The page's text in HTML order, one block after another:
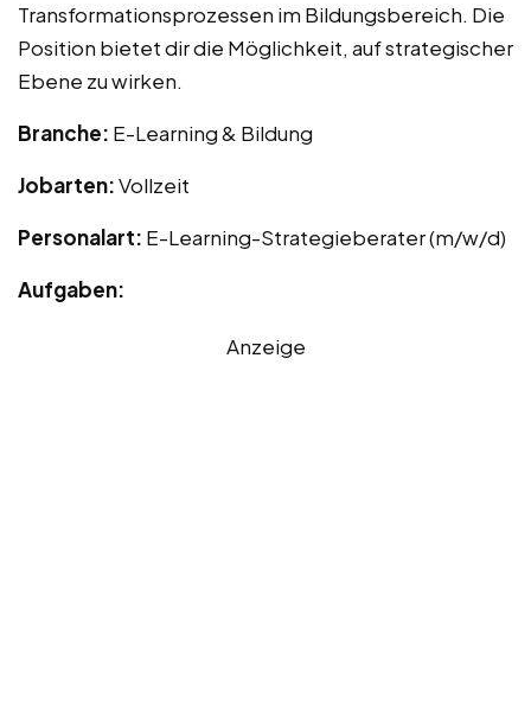
Transformationsprozessen im Bildungsbereich. Die
Position bietet dir die Möglichkeit, auf strategischer
Ebene zu wirken.
Branche: E-Learning & Bildung
Jobarten:Vollzeit
Personalart: E-Learning-Strategieberater (m/w/d)
Aufgaben:
Anzeige